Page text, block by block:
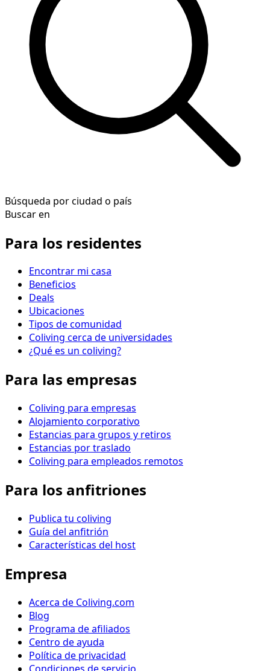
Búsqueda por ciudad o país
Buscar en
Para los residentes
Encontrar mi casa
Beneficios
Deals
Ubicaciones
Tipos de comunidad
Coliving cerca de universidades
¿Qué es un coliving?
Para las empresas
Coliving para empresas
Alojamiento corporativo
Estancias para grupos y retiros
Estancias por traslado
Coliving para empleados remotos
Para los anfitriones
Publica tu coliving
Guía del anfitrión
Características del host
Empresa
Acerca de Coliving.com
Blog
Programa de afiliados
Centro de ayuda
Política de privacidad